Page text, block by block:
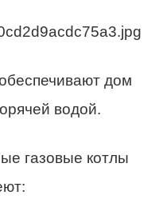
дом
водой.
газовые котлы